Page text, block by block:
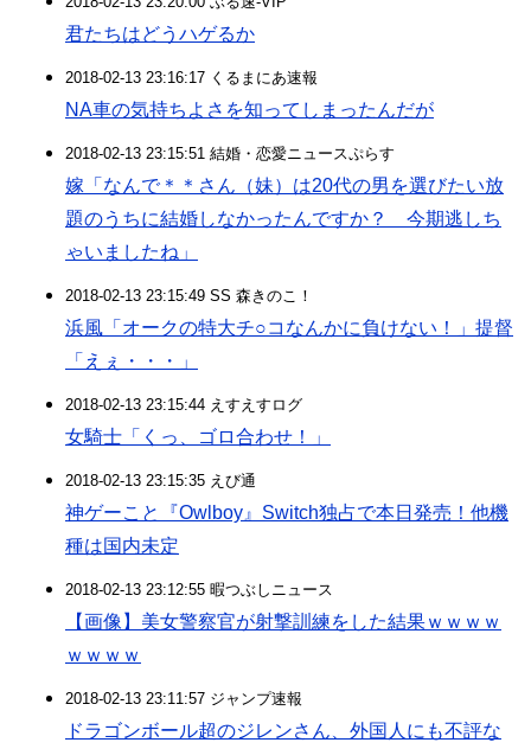
君たちはどうハゲるか
2018-02-13 23:16:17 くるまにあ速報
NA車の気持ちよさを知ってしまったんだが
2018-02-13 23:15:51 結婚・恋愛ニュースぷらす
嫁「なんで＊＊さん（妹）は20代の男を選びたい放
題のうちに結婚しなかったんですか？ 今期逃しち
ゃいましたね」
2018-02-13 23:15:49 SS 森きのこ！
浜風「オークの特大チ○コなんかに負けない！」提督
「えぇ・・・」
2018-02-13 23:15:44 えすえすログ
女騎士「くっ、ゴロ合わせ！」
2018-02-13 23:15:35 えび通
神ゲーこと『Owlboy』Switch独占で本日発売！他機
種は国内未定
2018-02-13 23:12:55 暇つぶしニュース
【画像】美女警察官が射撃訓練をした結果ｗｗｗｗ
ｗｗｗｗ
2018-02-13 23:11:57 ジャンプ速報
ドラゴンボール超のジレンさん、外国人にも不評な